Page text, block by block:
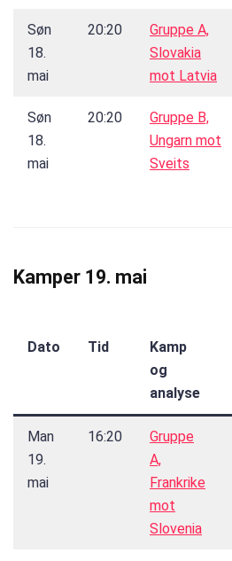
Søn
18.
mai
20:20
Gruppe A,
Slovakia
mot Latvia
Søn
18.
mai
20:20
Gruppe B,
Ungarn mot
Sveits
Kamper 19. mai
Dato Tid
Kamp
og
analyse
Man
19.
mai
16:20
Gruppe
A,
Frankrike
mot
Slovenia